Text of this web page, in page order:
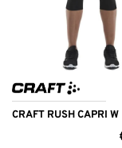
CRAFT RUSH CAPRI W